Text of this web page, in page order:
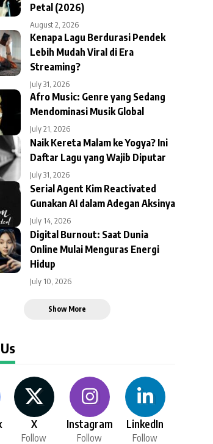
Petal (2026)
August 2, 2026
Kenapa Lagu Berdurasi Pendek
Lebih Mudah Viral di Era
Streaming?
July 31, 2026
Afro Music: Genre yang Sedang
Mendominasi Musik Global
July 21, 2026
Naik Kereta Malam ke Yogya? Ini
Daftar Lagu yang Wajib Diputar
July 31, 2026
Serial Agent Kim Reactivated
Gunakan AI dalam Adegan Aksinya
July 14, 2026
Digital Burnout: Saat Dunia
Online Mulai Menguras Energi
Hidup
July 10, 2026
Show More
X
Follow
Instagram
Follow
LinkedIn
Follow